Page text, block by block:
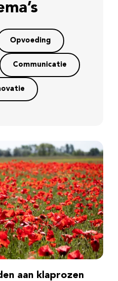
Opvoeding
Communicatie
aan klaprozen